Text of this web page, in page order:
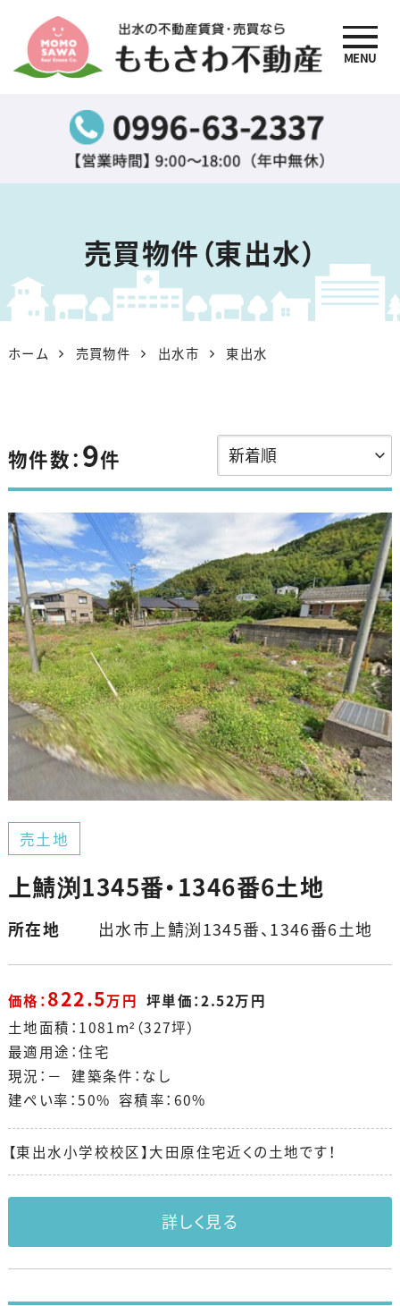
出水の不動産賃貸・売買
なら『ももさわ不動産』
MENU
売買物件（東出水）
ホーム 売買物件 出水市 東出水
物件数：9件
売土地
上鯖渕1345番・1346番6土地
所在地 出水市上鯖渕1345番、1346番6土地
価格：822.5万円 坪単価：2.52万円
土地面積：1081m²（327坪）
最適用途：住宅
現況：－ 建築条件：なし
建ぺい率：50% 容積率：60%
【東出水小学校校区】大田原住宅近くの土地です！
詳しく見る